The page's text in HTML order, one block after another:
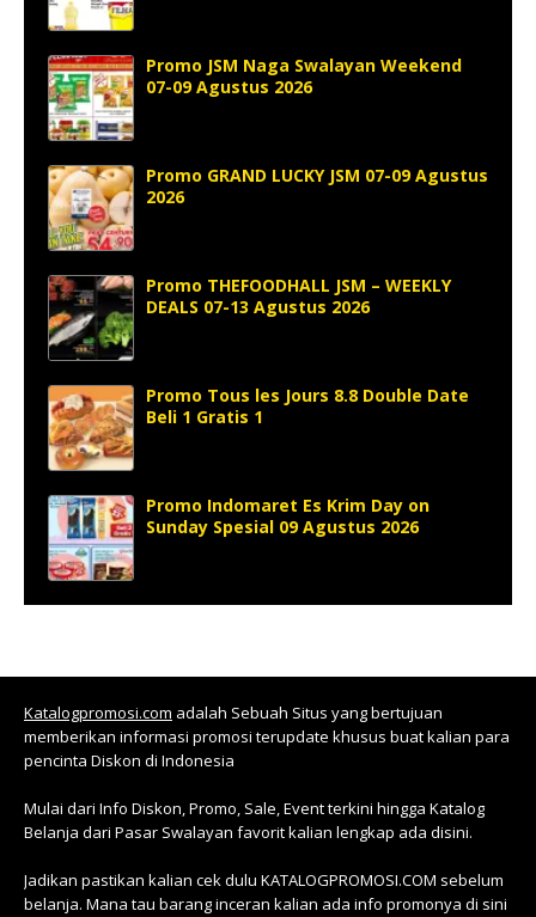
Promo JSM Naga Swalayan Weekend
07-09 Agustus 2026
Promo GRAND LUCKY JSM 07-09 Agustus
2026
Promo THEFOODHALL JSM – WEEKLY
DEALS 07-13 Agustus 2026
Promo Tous les Jours 8.8 Double Date
Beli 1 Gratis 1
Promo Indomaret Es Krim Day on
Sunday Spesial 09 Agustus 2026
Katalogpromosi.com adalah Sebuah Situs yang bertujuan
memberikan informasi promosi terupdate khusus buat kalian para
pencinta Diskon di Indonesia
Mulai dari Info Diskon, Promo, Sale, Event terkini hingga Katalog
Belanja dari Pasar Swalayan favorit kalian lengkap ada disini.
Jadikan pastikan kalian cek dulu KATALOGPROMOSI.COM sebelum
belanja. Mana tau barang inceran kalian ada info promonya di sini